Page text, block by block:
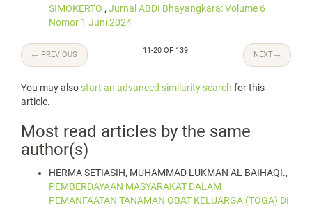
SIMOKERTO , Jurnal ABDI Bhayangkara: Volume 6
Nomor 1 Juni 2024
← PREVIOUS 11-20 OF 139 NEXT→
You may also start an advanced similarity search for this
article.
Most read articles by the same
author(s)
HERMA SETIASIH, MUHAMMAD LUKMAN AL BAIHAQI.,
PEMBERDAYAAN MASYARAKAT DALAM
PEMANFAATAN TANAMAN OBAT KELUARGA (TOGA) DI